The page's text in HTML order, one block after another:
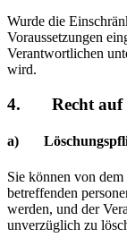
Wurde die
Voraussetzungen
Verantwortlichen
wird.
4. Recht auf
a)
Sie können von
betreffenden
werden, und der
unverzüglich zu